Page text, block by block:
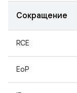
Сокращение
RCE
EoP